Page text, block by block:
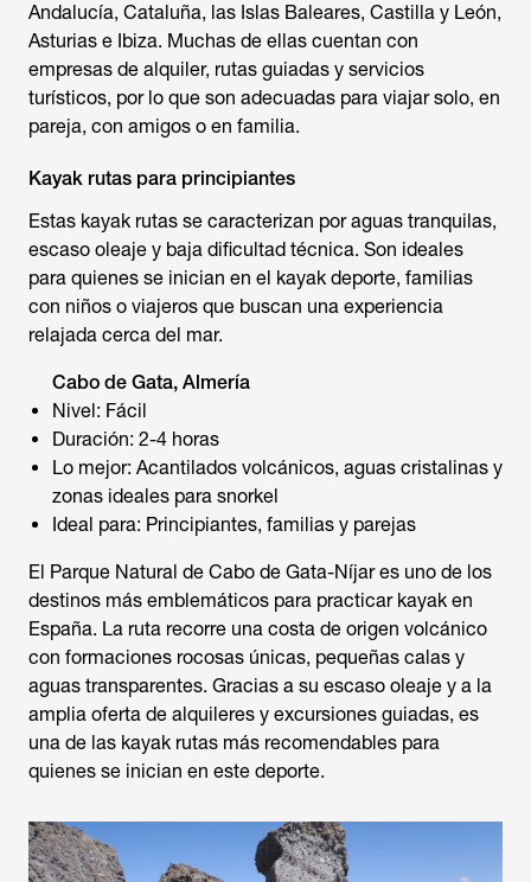
Andalucía, Cataluña, las Islas Baleares, Castilla y León,
Asturias e Ibiza. Muchas de ellas cuentan con
empresas de alquiler, rutas guiadas y servicios
turísticos, por lo que son adecuadas para viajar solo, en
pareja, con amigos o en familia.
Kayak rutas para principiantes
Estas kayak rutas se caracterizan por aguas tranquilas,
escaso oleaje y baja dificultad técnica. Son ideales
para quienes se inician en el kayak deporte, familias
con niños o viajeros que buscan una experiencia
relajada cerca del mar.
Cabo de Gata, Almería
Nivel: Fácil
Duración: 2-4 horas
Lo mejor: Acantilados volcánicos, aguas cristalinas y
zonas ideales para snorkel
Ideal para: Principiantes, familias y parejas
El Parque Natural de Cabo de Gata-Níjar es uno de los
destinos más emblemáticos para practicar kayak en
España. La ruta recorre una costa de origen volcánico
con formaciones rocosas únicas, pequeñas calas y
aguas transparentes. Gracias a su escaso oleaje y a la
amplia oferta de alquileres y excursiones guiadas, es
una de las kayak rutas más recomendables para
quienes se inician en este deporte.